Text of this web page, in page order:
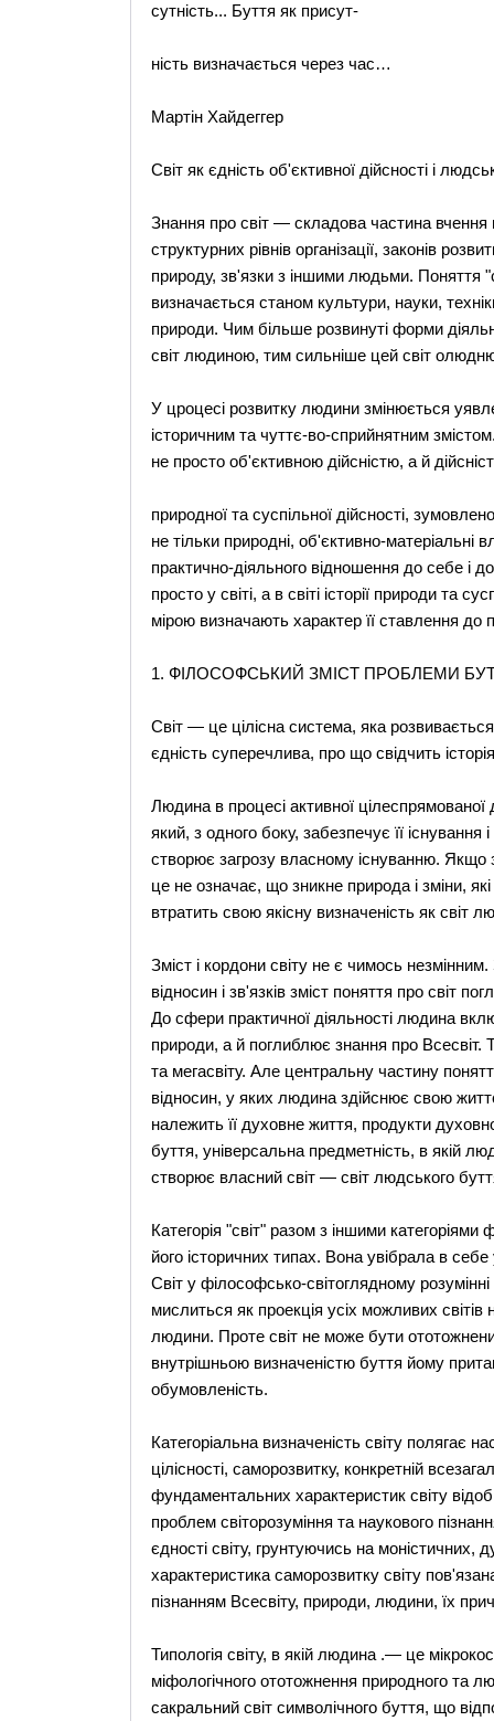
сутність... Буття як присут-
ність визначається через час…
Мартін Хайдеггер
Світ як єдність об'єктивної дійсності і
Знання про світ — складова частина вчення
структурних рівнів організації, законів
природу, зв'язки з іншими людьми. Поняття
визначається станом культури, науки,
природи. Чим більше розвинуті форми
світ людиною, тим сильніше цей світ
У цроцесі розвитку людини змінюється
історичним та чуттє-во-сприйнятним
не просто об'єктивною дійсністю, а й
природної та суспільної дійсності,
не тільки природні, об'єктивно-матеріальні
практично-діяльного відношення до себе і
просто у світі, а в світі історії природи та
мірою визначають характер її ставлення до
1. ФІЛОСОФСЬКИЙ ЗМІСТ ПРОБЛЕМИ
Світ — це цілісна система, яка
єдність суперечлива, про що свідчить
Людина в процесі активної цілеспрямованої
який, з одного боку, забезпечує її
створює загрозу власному існуванню. Якщо
це не означає, що зникне природа і зміни,
втратить свою якісну визначеність як світ
Зміст і кордони світу не є чимось
відносин і зв'язків зміст поняття про світ
До сфери практичної діяльності людина
природи, а й поглиблює знання про Всесвіт.
та мегасвіту. Але центральну частину
відносин, у яких людина здійснює свою
належить її духовне життя, продукти
буття, універсальна предметність, в якій
створює власний світ — світ людського
Категорія "світ" разом з іншими
його історичних типах. Вона увібрала в
Світ у філософсько-світоглядному
мислиться як проекція усіх можливих світів
людини. Проте світ не може бути
внутрішньою визначеністю буття йому
обумовленість.
Категоріальна визначеність світу полягає
цілісності, саморозвитку, конкретній
фундаментальних характеристик світу
проблем світорозуміння та наукового
єдності світу, грунтуючись на моністичних,
характеристика саморозвитку світу
пізнанням Всесвіту, природи, людини, їх
Типологія світу, в якій людина .— це
міфологічного ототожнення природного та
сакральний світ символічного буття, що